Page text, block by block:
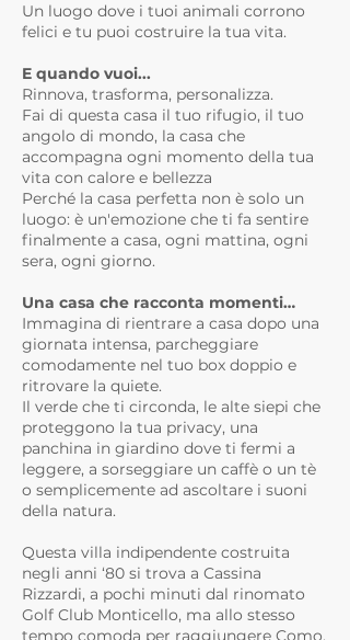
Un luogo dove i tuoi animali corrono
felici e tu puoi costruire la tua vita.
E quando vuoi...
Rinnova, trasforma, personalizza.
Fai di questa casa il tuo rifugio, il tuo
angolo di mondo, la casa che
accompagna ogni momento della tua
vita con calore e bellezza
Perché la casa perfetta non è solo un
luogo: è un'emozione che ti fa sentire
finalmente a casa, ogni mattina, ogni
sera, ogni giorno.
Una casa che racconta momenti…
Immagina di rientrare a casa dopo una
giornata intensa, parcheggiare
comodamente nel tuo box doppio e
ritrovare la quiete.
Il verde che ti circonda, le alte siepi che
proteggono la tua privacy, una
panchina in giardino dove ti fermi a
leggere, a sorseggiare un caffè o un tè
o semplicemente ad ascoltare i suoni
della natura.
Questa villa indipendente costruita
negli anni ‘80 si trova a Cassina
Rizzardi, a pochi minuti dal rinomato
Golf Club Monticello, ma allo stesso
tempo comoda per raggiungere Como,